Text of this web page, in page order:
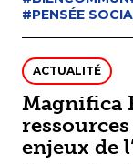
#PENSÉE
ACTUALITÉ
Magnifica
enjeux de